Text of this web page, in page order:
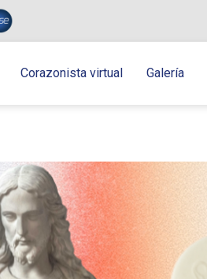
Corazonista virtual Galería